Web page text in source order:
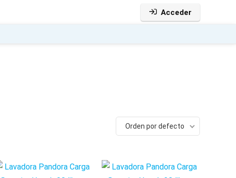
Acceder
Orden por defecto